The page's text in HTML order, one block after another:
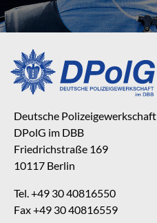
Deutsche Polizeigewerkschaft
DPolG im DBB
Friedrichstraße 169
10117 Berlin
Tel. +49 30 40816550
Fax +49 30 40816559